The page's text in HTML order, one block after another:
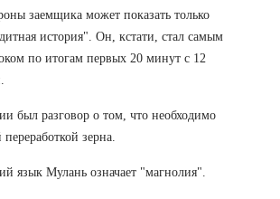
заемщика может показать только
история". Он, кстати, стал самым
по итогам первых 20 минут с 12
был разговор о том, что необходимо
зерна.
язык Мулань означает "магнолия".